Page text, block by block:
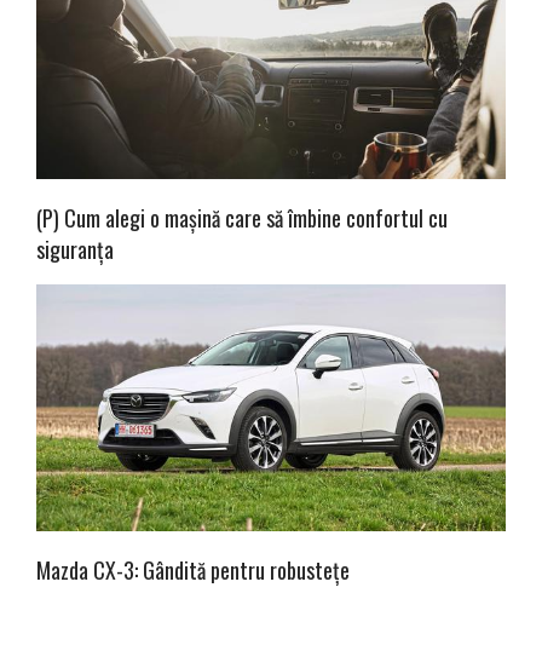
(P) Cum alegi o mașină care să îmbine confortul cu
siguranța
Mazda CX-3: Gândită pentru robustețe